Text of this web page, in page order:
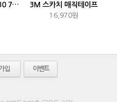
포스트잇 리필 KR-330 76×76 3M 스카치 매직테이프
16,970원
입 이벤트